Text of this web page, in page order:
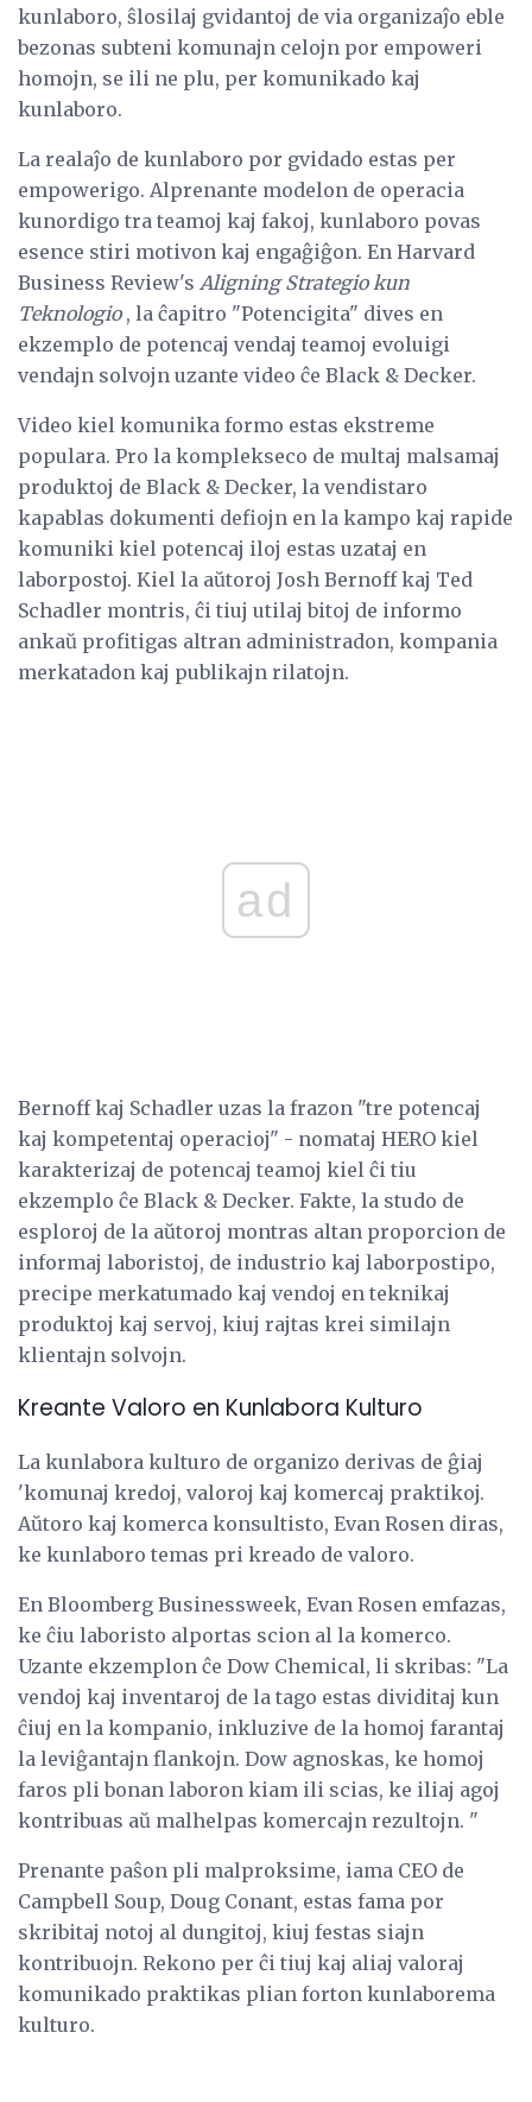
kunlaboro, ŝlosilaj gvidantoj de via organizaĵo eble
bezonas subteni komunajn celojn por empoweri
homojn, se ili ne plu, per komunikado kaj
kunlaboro.
La realaĵo de kunlaboro por gvidado estas per
empowerigo. Alprenante modelon de operacia
kunordigo tra teamoj kaj fakoj, kunlaboro povas
esence stiri motivon kaj engaĝiĝon. En Harvard
Business Review's Aligning Strategio kun
Teknologio, la ĉapitro "Potencigita" dives en
ekzemplo de potencaj vendaj teamoj evoluigi
vendajn solvojn uzante video ĉe Black & Decker.
Video kiel komunika formo estas ekstreme
populara. Pro la komplekseco de multaj malsamaj
produktoj de Black & Decker, la vendistaro
kapablas dokumenti defiojn en la kampo kaj rapide
komuniki kiel potencaj iloj estas uzataj en
laborpostoj. Kiel la aŭtoroj Josh Bernoff kaj Ted
Schadler montris, ĉi tiuj utilaj bitoj de informo
ankaŭ profitigas altran administradon, kompania
merkatadon kaj publikajn rilatojn.
ad
Bernoff kaj Schadler uzas la frazon "tre potencaj
kaj kompetentaj operacioj" - nomataj HERO kiel
karakterizaj de potencaj teamoj kiel ĉi tiu
ekzemplo ĉe Black & Decker. Fakte, la studo de
esploroj de la aŭtoroj montras altan proporcion de
informaj laboristoj, de industrio kaj laborpostipo,
precipe merkatumado kaj vendoj en teknikaj
produktoj kaj servoj, kiuj rajtas krei similajn
klientajn solvojn.
Kreante Valoro en Kunlabora Kulturo
La kunlabora kulturo de organizo derivas de ĝiaj
'komunaj kredoj, valoroj kaj komercaj praktikoj.
Aŭtoro kaj komerca konsultisto, Evan Rosen diras,
ke kunlaboro temas pri kreado de valoro.
En Bloomberg Businessweek, Evan Rosen emfazas,
ke ĉiu laboristo alportas scion al la komerco.
Uzante ekzemplon ĉe Dow Chemical, li skribas: "La
vendoj kaj inventaroj de la tago estas dividitaj kun
ĉiuj en la kompanio, inkluzive de la homoj farantaj
la leviĝantajn flankojn. Dow agnoskas, ke homoj
faros pli bonan laboron kiam ili scias, ke iliaj agoj
kontribuas aŭ malhelpas komercajn rezultojn. "
Prenante paŝon pli malproksime, iama CEO de
Campbell Soup, Doug Conant, estas fama por
skribitaj notoj al dungitoj, kiuj festas siajn
kontribuojn. Rekono per ĉi tiuj kaj aliaj valoraj
komunikado praktikas plian forton kunlaborema
kulturo.